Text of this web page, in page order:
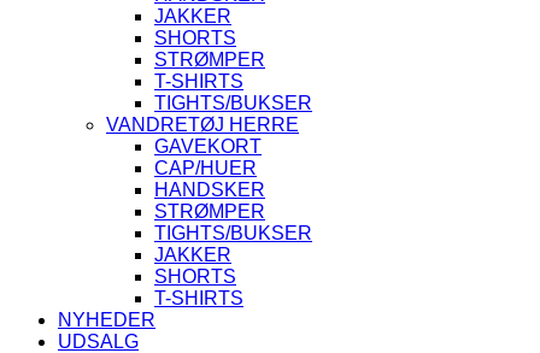
JAKKER
SHORTS
STRØMPER
T-SHIRTS
TIGHTS/BUKSER
VANDRETØJ HERRE
GAVEKORT
CAP/HUER
HANDSKER
STRØMPER
TIGHTS/BUKSER
JAKKER
SHORTS
T-SHIRTS
NYHEDER
UDSALG